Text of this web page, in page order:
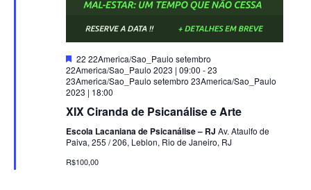
Destacado
22 22America/Sao_Paulo setembro
22America/Sao_Paulo 2023 | 09:00 -23
23America/Sao_Paulo setembro 23America/Sao_Paulo
2023 | 18:00
XIX Ciranda de Psicanálise e Arte
Escola Lacaniana de Psicanálise – RJ Av. Ataulfo de
Paiva, 255 / 206, Leblon, Rio de Janeiro, RJ
R$100,00